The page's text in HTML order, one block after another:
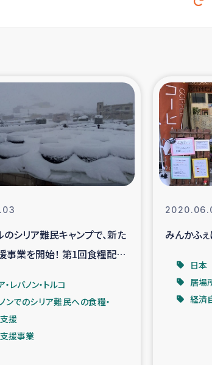
シリア国内避難民・帰還
スリランカ南部洪水
ロジ
復興支援事
令和6年能登半島地
ミャンマー緊急
漁民によるマングロ
シリア難民キャンプで、新た
事業を開始！ 第1回食糧配布
・レバノン・トルコ
ンでのシリア難民への食糧・
援
援事業
みんかふ
日本
居場
経済